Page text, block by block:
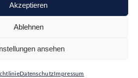
Akzeptieren
Ablehnen
ansehen
DatenschutzImpressum